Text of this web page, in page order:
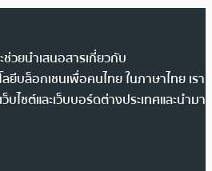
วยนำเสนอสารเกี่ยวกับ
ยีบล็อกเชนเพื่อคนไทย ในภาษาไทย เรา
ไซต์และเว็บบอร์ดต่างประเทศและนำมา